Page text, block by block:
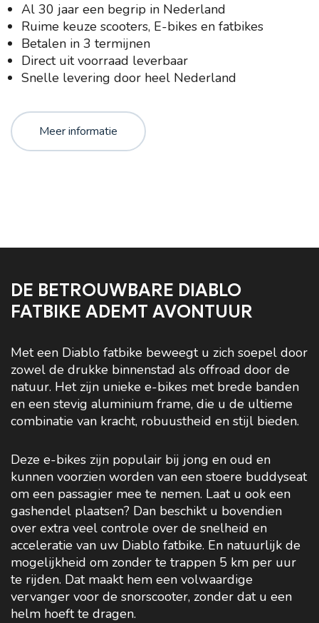
Al 30 jaar een begrip in Nederland
Ruime keuze scooters, E-bikes en fatbikes
Betalen in 3 termijnen
Direct uit voorraad leverbaar
Snelle levering door heel Nederland
Meer informatie
DE BETROUWBARE DIABLO
FATBIKE ADEMT AVONTUUR
Met een Diablo fatbike beweegt u zich soepel door
zowel de drukke binnenstad als offroad door de
natuur. Het zijn unieke e-bikes met brede banden
en een stevig aluminium frame, die u de ultieme
combinatie van kracht, robuustheid en stijl bieden.
Deze e-bikes zijn populair bij jong en oud en
kunnen voorzien worden van een stoere buddyseat
om een passagier mee te nemen. Laat u ook een
gashendel plaatsen? Dan beschikt u bovendien
over extra veel controle over de snelheid en
acceleratie van uw Diablo fatbike. En natuurlijk de
mogelijkheid om zonder te trappen 5 km per uur
te rijden. Dat maakt hem een volwaardige
vervanger voor de snorscooter, zonder dat u een
helm hoeft te dragen.